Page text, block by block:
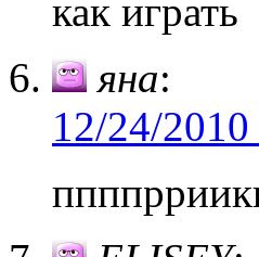
как играть
яна:
12/24/